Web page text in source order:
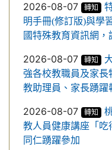
2026-08-07 轉知
明手冊(修訂版)與學
國特殊教育資訊網
2026-08-07 轉知
強各校教職員及家長
教助理員、家長踴躍
2026-08-07 轉知
教人員健康講座「吃
同仁踴躍參加